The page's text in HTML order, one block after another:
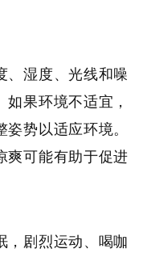
、湿度、光线和噪
果环境不适宜，
势以适应环境。
爽可能有助于促进
，剧烈运动、喝咖